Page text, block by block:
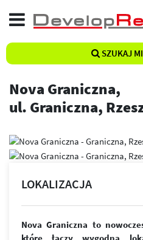
SZUKAJ
Nova Graniczna,
ul. Graniczna,
LOKALIZACJA
Nova Graniczna to